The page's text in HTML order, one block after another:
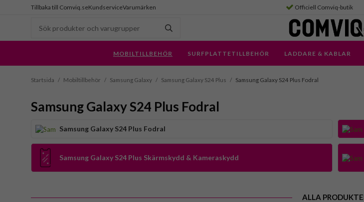
Tillbaka till Comviq.seKundserviceVarumärken Officiell Comviq-butik
MOBILTILLBEHÖR SURFPLATTETILLBEHÖR LADDARE & KABLAR
Startsida / Mobiltillbehör / Samsung Galaxy / Samsung Galaxy S24 Plus / Samsung Galaxy S24 Plus Fodral
Samsung Galaxy S24 Plus Fodral
Samsung Galaxy S24 Plus Fodral
Samsung Galaxy S24 Plus Skärmskydd & Kameraskydd
ALLA